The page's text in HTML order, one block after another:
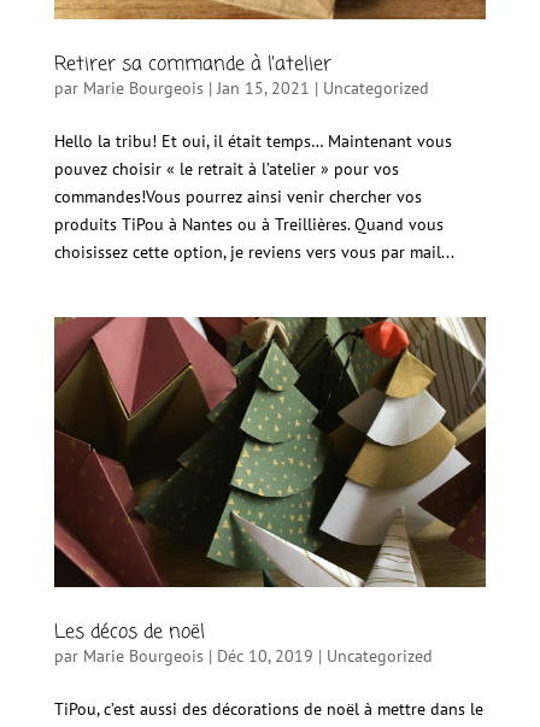
Retirer sa commande à l’atelier
par Marie Bourgeois|Jan 15, 2021 | Uncategorized
Hello la tribu! Et oui, il était temps… Maintenant vous
pouvez choisir « le retrait à l’atelier » pour vos
commandes!Vous pourrez ainsi venir chercher vos
produits TiPou à Nantes ou à Treillières. Quand vous
choisissez cette option, je reviens vers vous par mail...
Les décos de noël
par Marie Bourgeois| Déc 10, 2019 | Uncategorized
TiPou, c’est aussi des décorations de noël à mettre dans le